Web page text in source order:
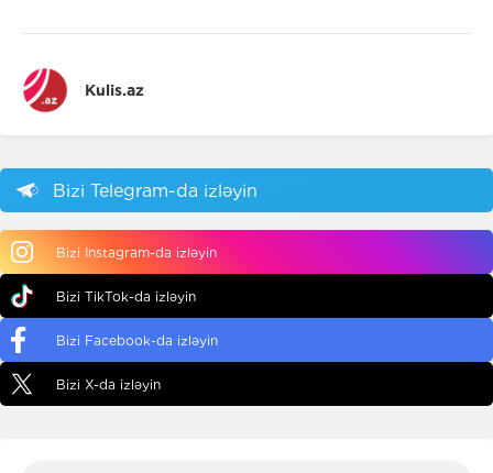
Kulis.az
Bizi Telegram-da izləyin
Bizi Instagram-da izləyin
Bizi TikTok-da izləyin
Bizi Facebook-da izləyin
Bizi X-da izləyin